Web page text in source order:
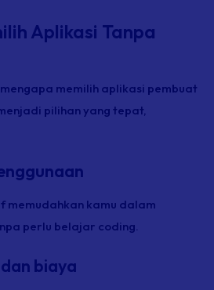
Aplikasi Tanpa
memilih aplikasi pembuat
pilihan yang tepat,
memudahkan kamu dalam
perlu belajar coding.
biaya